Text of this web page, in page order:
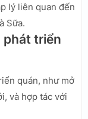
lý liên quan đến
Sữa.
phát triển
quán, như mở
và hợp tác với